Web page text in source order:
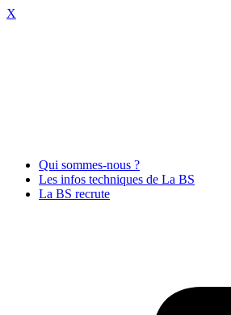
X
Qui sommes-nous ?
Les infos techniques de La BS
La BS recrute